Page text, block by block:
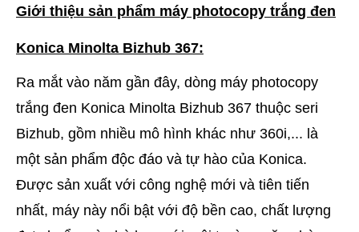
Giới thiệu sản phẩm máy photocopy trắng đen
Konica Minolta Bizhub 367:
Ra mắt vào năm gần đây, dòng máy photocopy
trắng đen Konica Minolta Bizhub 367 thuộc seri
Bizhub, gồm nhiều mô hình khác như 360i,... là
một sản phẩm độc đáo và tự hào của Konica.
Được sản xuất với công nghệ mới và tiên tiến
nhất, máy này nổi bật với độ bền cao, chất lượng